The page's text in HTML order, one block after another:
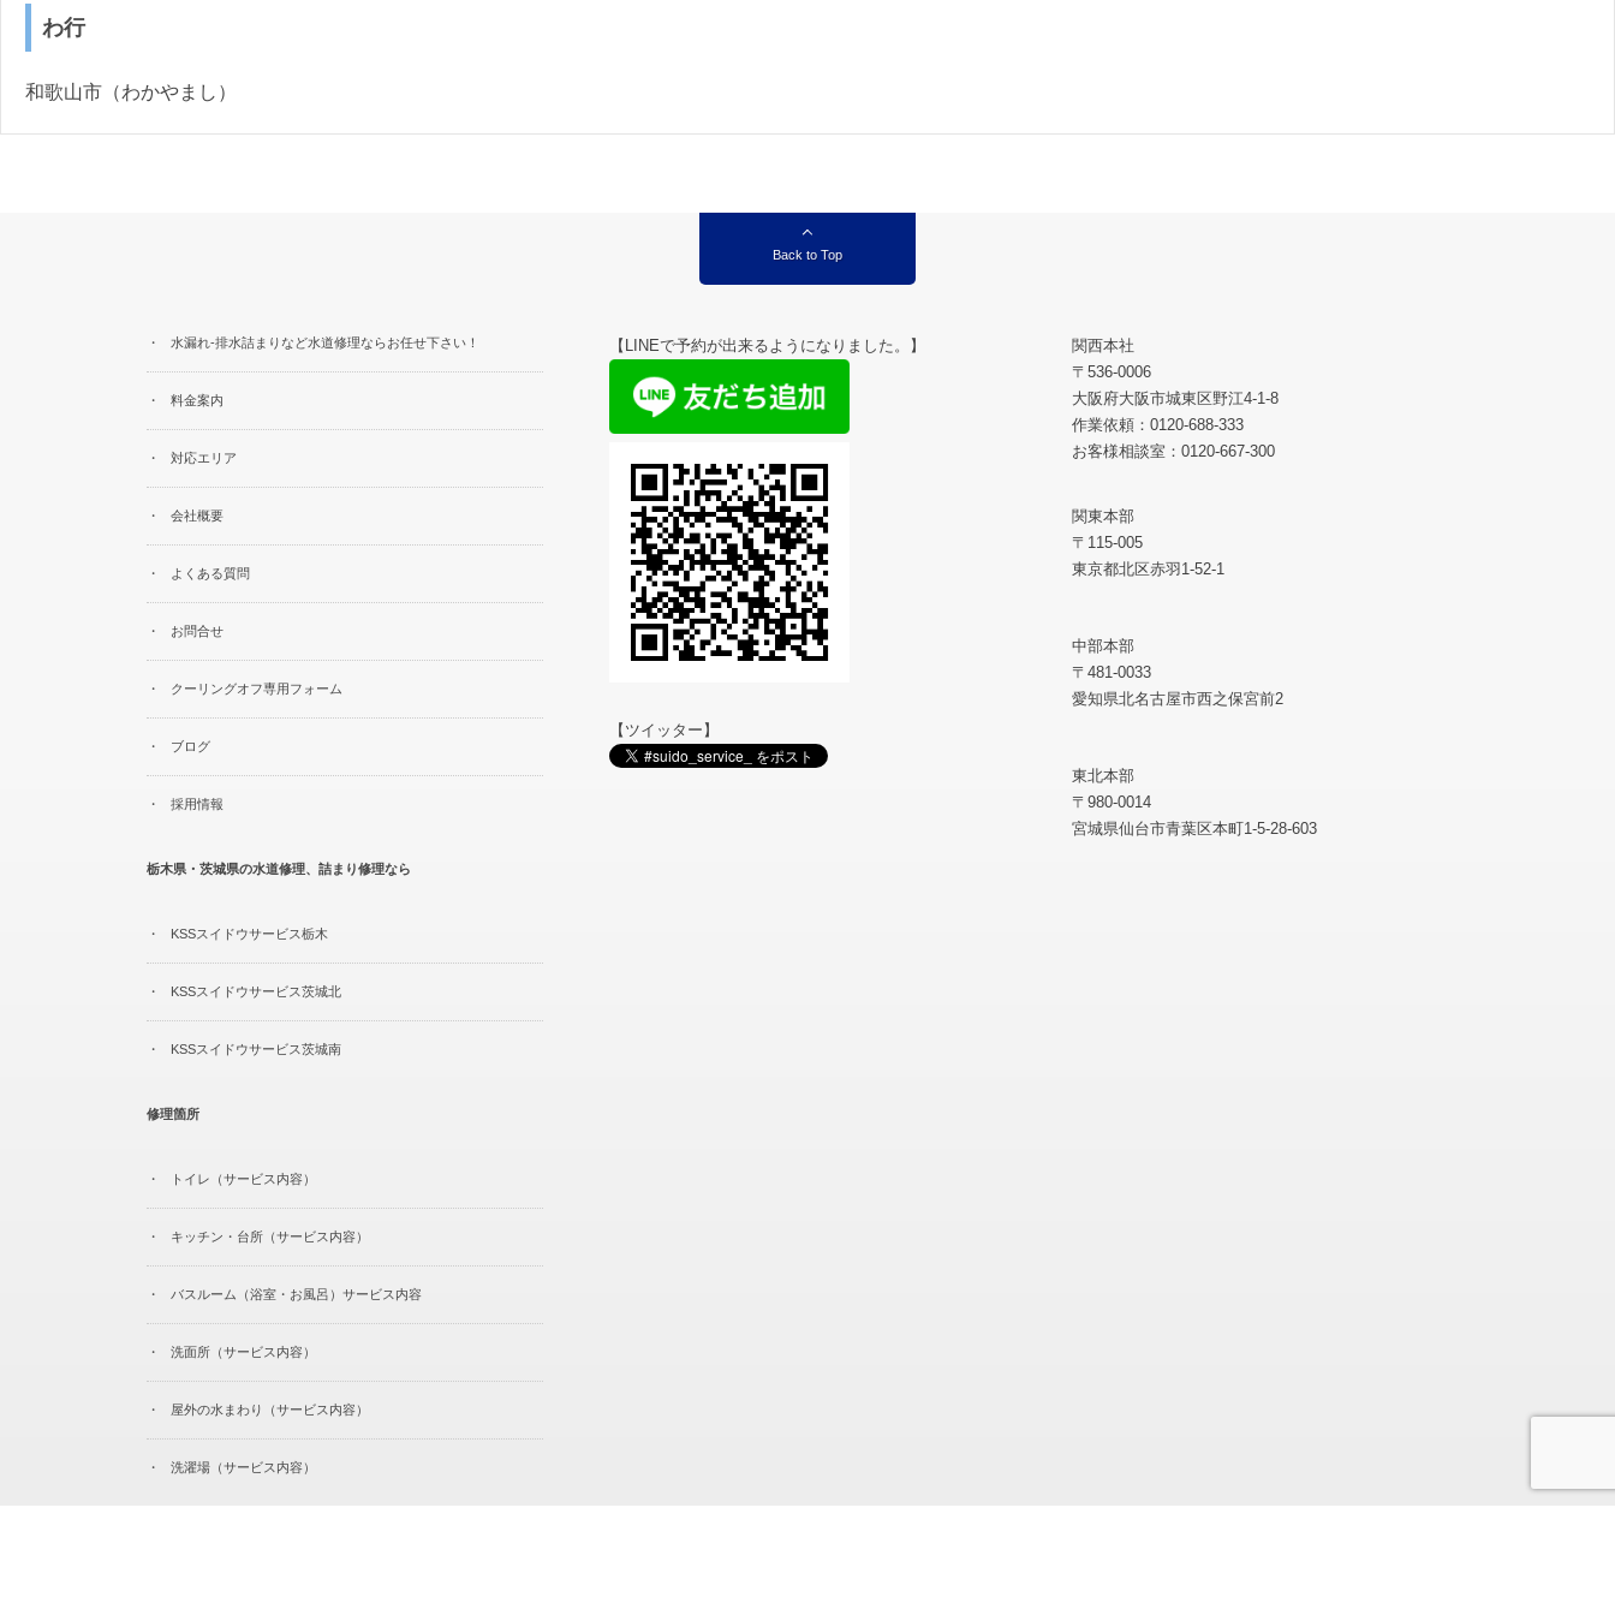
わ行
和歌山市（わかやまし）
Back to Top
水漏れ-排水詰まりなど水道修理ならお任せ下さい！
料金案内
対応エリア
会社概要
よくある質問
お問合せ
クーリングオフ専用フォーム
ブログ
採用情報
栃木県・茨城県の水道修理、詰まり修理なら
KSSスイドウサービス栃木
KSSスイドウサービス茨城北
KSSスイドウサービス茨城南
修理箇所
トイレ（サービス内容）
キッチン・台所（サービス内容）
バスルーム（浴室・お風呂）サービス内容
洗面所（サービス内容）
屋外の水まわり（サービス内容）
洗濯場（サービス内容）
【LINEで予約が出来るようになりました。】
【ツイッター】
関西本社
〒536-0006
大阪府大阪市城東区野江4-1-8
作業依頼：0120-688-333
お客様相談室：0120-667-300
関東本部
〒115-005
東京都北区赤羽1-52-1
中部本部
〒481-0033
愛知県北名古屋市西之保宮前2
東北本部
〒980-0014
宮城県仙台市青葉区本町1-5-28-603